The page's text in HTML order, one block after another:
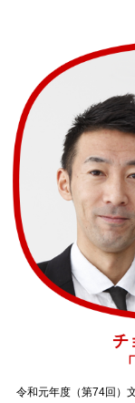
チ
令和元年度（第74回）